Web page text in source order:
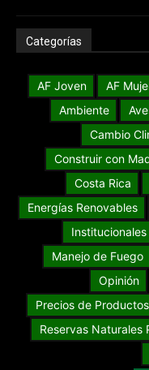
Categorías
AF Joven AF
Ambiente
Cambio
Construir con
Costa Rica
Energías Renovables
Institucionales
Manejo de Fuego
Opinión
Precios de
Reservas Naturales